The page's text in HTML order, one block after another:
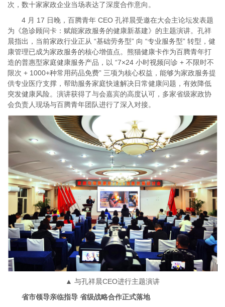
次，数十家家政企业当场表达了深度合作意向。
4 月 17 日晚，百腾青年 CEO 孔祥晨受邀在大会主论坛发表题
为《急诊顾问卡：赋能家政服务的健康新基建》的主题演讲。孔祥
晨指出，当前家政行业正从 “基础劳务型” 向 “专业服务型” 转型，健
康管理已成为家政服务的核心增值点。熊猫健康卡作为百腾青年打
造的普惠型家庭健康服务产品，以 “7×24 小时视频问诊 + 不限时不
限次 + 1000+种常用药品免费” 三项为核心权益，能够为家政服务提
供专业医疗支撑，帮助服务家庭快速解决日常健康问题，有效降低
突发健康风险。演讲获得了与会嘉宾的高度认可，多家省级家政协
会负责人现场与百腾青年团队进行了深入对接。
▲ 与孔祥晨CEO进行主题演讲
省市领导亲临指导 省级战略合作正式落地